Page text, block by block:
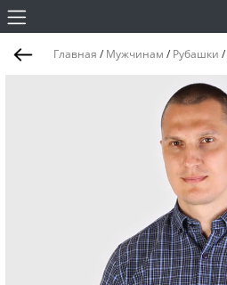
Главная / Мужчинам / Рубашки /